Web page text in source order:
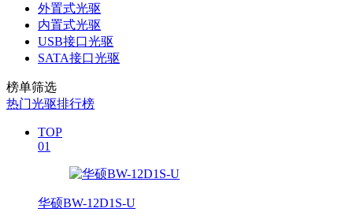
外置式光驱
内置式光驱
USB接口光驱
SATA接口光驱
榜单筛选
热门光驱排行榜
TOP
01
华硕BW-12D1S-U